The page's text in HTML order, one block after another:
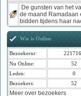
De gunsten van het
de maand Ramadaan
bidden tijdens haar
Wie is Online
Bezoekernr:
Nu Online:
52
Leden:
0
Bezoekers:
52
Meer over bezoekers